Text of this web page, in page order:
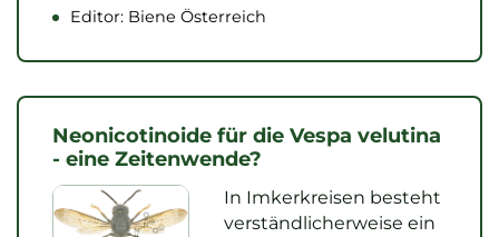
Editor: Biene Österreich
Neonicotinoide für die Vespa velutina
- eine Zeitenwende?
In Imkerkreisen besteht
verständlicherweise ein